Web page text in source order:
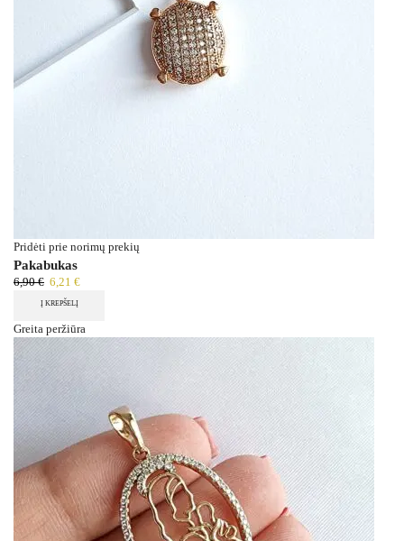
Pridėti prie norimų prekių
Pakabukas
6,90€ 6,21 €
Į KREPŠELĮ
Greita peržiūra